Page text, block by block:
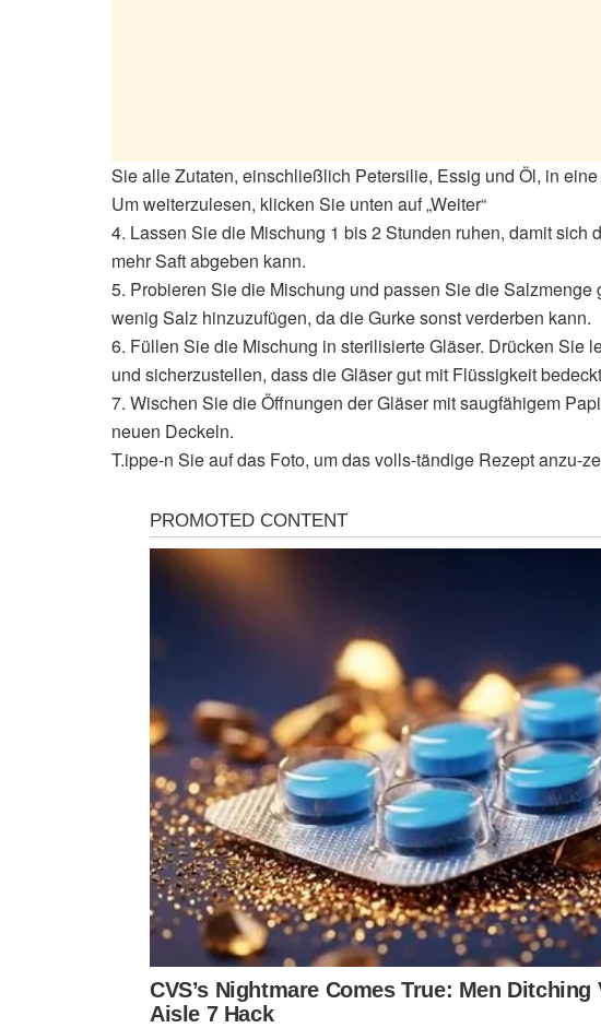
Sie alle Zutaten, einschließlich Petersilie, Essig und Öl, in
Um weiterzulesen, klicken Sie unten auf „Weiter“
4. Lassen Sie die Mischung 1 bis 2 Stunden ruhen, damit sich
mehr Saft abgeben kann.
5. Probieren Sie die Mischung und passen Sie die
wenig Salz hinzuzufügen, da die Gurke sonst verderben kann.
6. Füllen Sie die Mischung in sterilisierte Gläser. Drücken Sie
und sicherzustellen, dass die Gläser gut mit Flüssigkeit
7. Wischen Sie die Öffnungen der Gläser mit saugfähigem
neuen Deckeln.
T.ippe-n Sie auf das Foto, um das volls-tändige Rezept anzu-